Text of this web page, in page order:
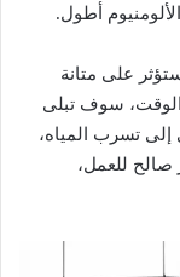
أطول.
على متانة
سوف تبلى
إلى تسرب المياه،
صالح للعمل،